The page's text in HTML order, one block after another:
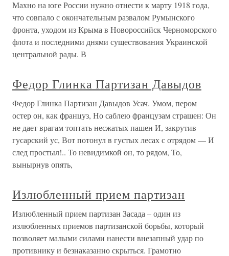
Махно на юге России нужно отнести к марту 1918 года,
что совпало с окончательным развалом Румынского
фронта, уходом из Крыма в Новороссийск Черноморского
флота и последними днями существования Украинской
центральной рады. В
Федор Глинка Партизан Давыдов
Федор Глинка Партизан Давыдов Усач. Умом, пером
остер он, как француз, Но саблею французам страшен: Он
не дает врагам топтать несжатых пашен И, закрутив
гусарский ус, Вот потонул в густых лесах с отрядом — И
след простыл!.. То невидимкой он, то рядом, То,
вынырнув опять,
Излюбленный прием партизан
Излюбленный прием партизан Засада – один из
излюбленных приемов партизанской борьбы, который
позволяет малыми силами нанести внезапный удар по
противнику и безнаказанно скрыться. Грамотно